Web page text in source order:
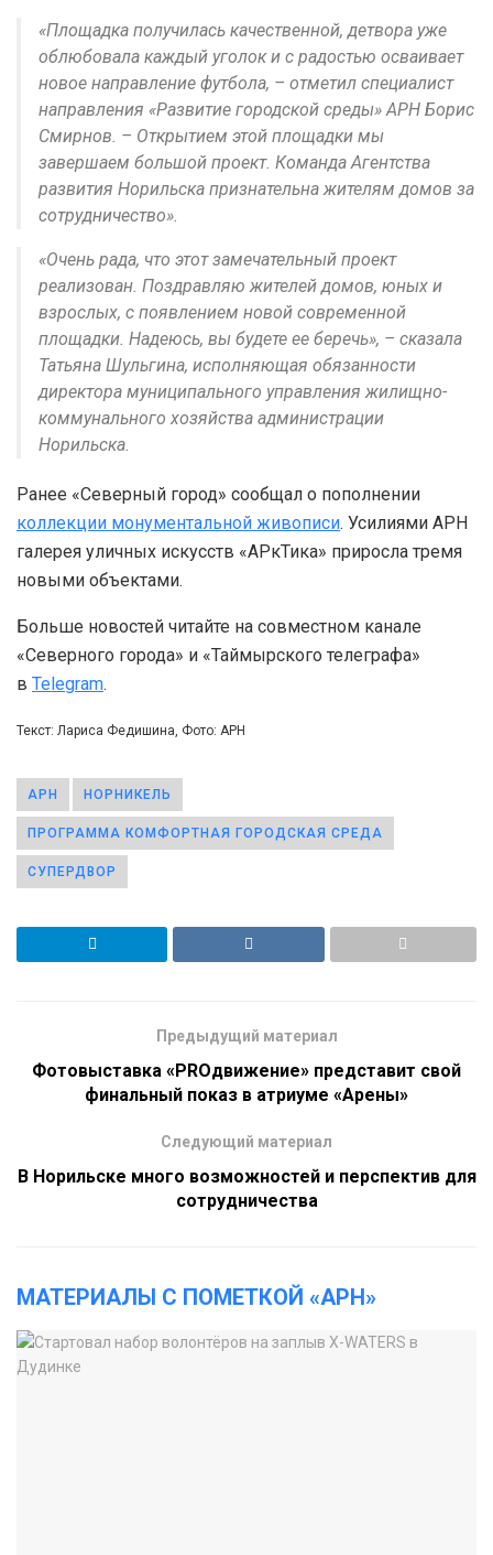
«Площадка получилась качественной, детвора уже
облюбовала каждый уголок и с радостью осваивает
новое направление футбола, – отметил специалист
направления «Развитие городской среды» АРН Борис
Смирнов. – Открытием этой площадки мы
завершаем большой проект. Команда Агентства
развития Норильска признательна жителям домов за
сотрудничество».
«Очень рада, что этот замечательный проект
реализован. Поздравляю жителей домов, юных и
взрослых, с появлением новой современной
площадки. Надеюсь, вы будете ее беречь», – сказала
Татьяна Шульгина, исполняющая обязанности
директора муниципального управления жилищно-
коммунального хозяйства администрации
Норильска.
Ранее «Северный город» сообщал о пополнении
коллекции монументальной живописи. Усилиями АРН
галерея уличных искусств «АРкТика» приросла тремя
новыми объектами.
Больше новостей читайте на совместном канале
«Северного города» и «Таймырского телеграфа»
в Telegram.
Текст: Лариса Федишина, Фото: АРН
АРН НОРНИКЕЛЬ
ПРОГРАММА КОМФОРТНАЯ ГОРОДСКАЯ СРЕДА
СУПЕРДВОР
Предыдущий материал
Фотовыставка «PROдвижение» представит свой
финальный показ в атриуме «Арены»
Следующий материал
В Норильске много возможностей и перспектив для
сотрудничества
МАТЕРИАЛЫ С ПОМЕТКОЙ «АРН»